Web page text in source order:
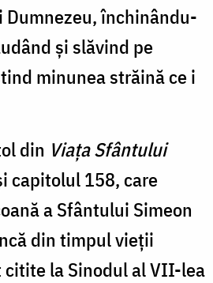
închinându-
și slăvind pe
minunea străină ce i
din Viața Sfântului
capitolul 158, care
a Sfântului Simeon
din timpul vieții
la Sinodul al VII-lea